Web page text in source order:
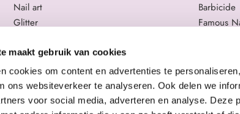
maakt gebruik van cookies
cookies om content en advertenties te
ons websiteverkeer te analyseren. Ook delen we
voor social media, adverteren en analyse. Deze
Nail art
Glitter
Overige nagelproducten
Barbicide
Famous
Staleks Pro